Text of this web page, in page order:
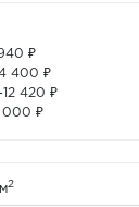
₽
400 ₽
12 420 ₽
000 ₽
2